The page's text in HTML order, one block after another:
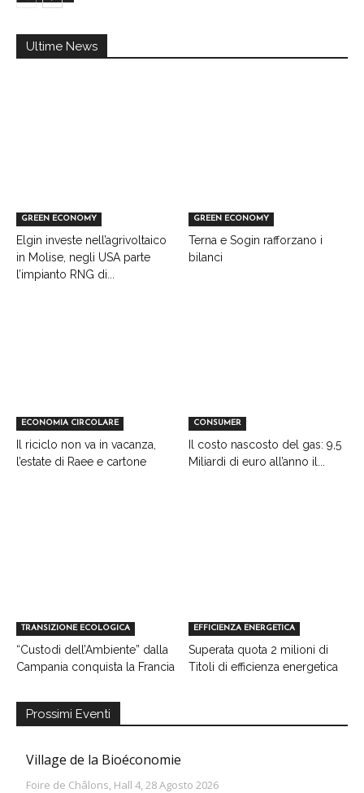
Ultime News
GREEN ECONOMY
Elgin investe nell’agrivoltaico
in Molise, negli USA parte
l’impianto RNG di...
GREEN ECONOMY
Terna e Sogin rafforzano i
bilanci
ECONOMIA CIRCOLARE
Il riciclo non va in vacanza,
l’estate di Raee e cartone
CONSUMER
Il costo nascosto del gas: 9,5
Miliardi di euro all’anno il...
TRANSIZIONE ECOLOGICA
“Custodi dell’Ambiente” dalla
Campania conquista la Francia
EFFICIENZA ENERGETICA
Superata quota 2 milioni di
Titoli di efficienza energetica
Prossimi Eventi
Village de la Bioéconomie
Foire de Châlons, Hall 4, 28 Agosto 2026